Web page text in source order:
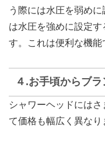
う際には水圧を弱め
は水圧を強めに設定
す。これは便利な機能
４.お手頃からブ
シャワーヘッドには
て価格も幅広く異なり